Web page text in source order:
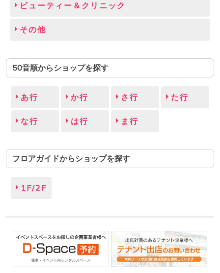
ビューティー＆クリニック
その他
50音順からショップを探す
あ行 か行 さ行 た行
な行 は行 ま行
フロアガイドからショップを探す
1F/2F